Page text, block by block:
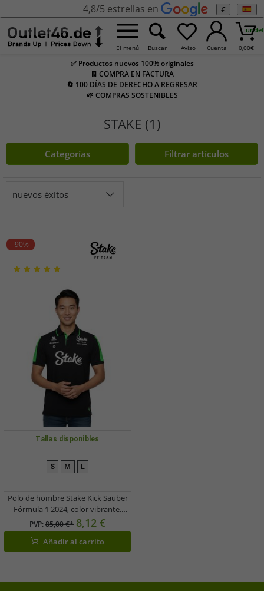
4,8/5 estrellas en €
El menú Buscar Aviso Cuenta 0,00€
✅ Productos nuevos 100% originales
🧾 COMPRA EN FACTURA
🔄 100 DÍAS DE DERECHO A REGRESAR
🌱 COMPRAS SOSTENIBLES
STAKE (1)
Categorías Filtrar artículos
nuevos éxitos
-90%
Tallas disponibles
S M L
Polo de hombre Stake Kick Sauber
Fórmula 1 2024, color vibrante.
Camiseta de verano de algodón,
701232879 001, negro/verde.
PVP:85,00 €* 8,12 €
Añadir al carrito